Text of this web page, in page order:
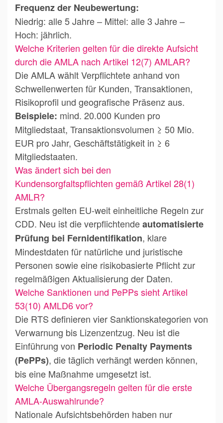
Frequenz der Neubewertung:
Niedrig: alle 5 Jahre – Mittel: alle 3 Jahre –
Hoch: jährlich.
Welche Kriterien gelten für die direkte Aufsicht
durch die AMLA nach Artikel 12(7) AMLAR?
Die AMLA wählt Verpflichtete anhand von
Schwellenwerten für Kunden, Transaktionen,
Risikoprofil und geografische Präsenz aus.
Beispiele: mind. 20.000 Kunden pro
Mitgliedstaat, Transaktionsvolumen ≥ 50 Mio.
EUR pro Jahr, Geschäftstätigkeit in ≥ 6
Mitgliedstaaten.
Was ändert sich bei den
Kundensorgfaltspflichten gemäß Artikel 28(1)
AMLR?
Erstmals gelten EU-weit einheitliche Regeln zur
CDD. Neu ist die verpflichtendeautomatisierte
Prüfung bei Fernidentifikation, klare
Mindestdaten für natürliche und juristische
Personen sowie eine risikobasierte Pflicht zur
regelmäßigen Aktualisierung der Daten.
Welche Sanktionen und PePPs sieht Artikel
53(10) AMLD6 vor?
Die RTS definieren vier Sanktionskategorien von
Verwarnung bis Lizenzentzug. Neu ist die
Einführung von Periodic Penalty Payments
(PePPs), die täglich verhängt werden können,
bis eine Maßnahme umgesetzt ist.
Welche Übergangsregeln gelten für die erste
AMLA-Auswahlrunde?
Nationale Aufsichtsbehörden haben nur